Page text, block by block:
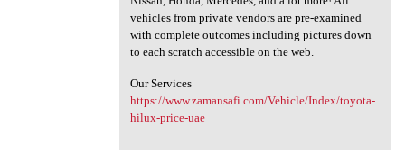
vehicles from private vendors are pre-examined
with complete outcomes including pictures down
to each scratch accessible on the web.
Our Services
https://www.zamansafi.com/Vehicle/Index/toyota-
hilux-price-uae